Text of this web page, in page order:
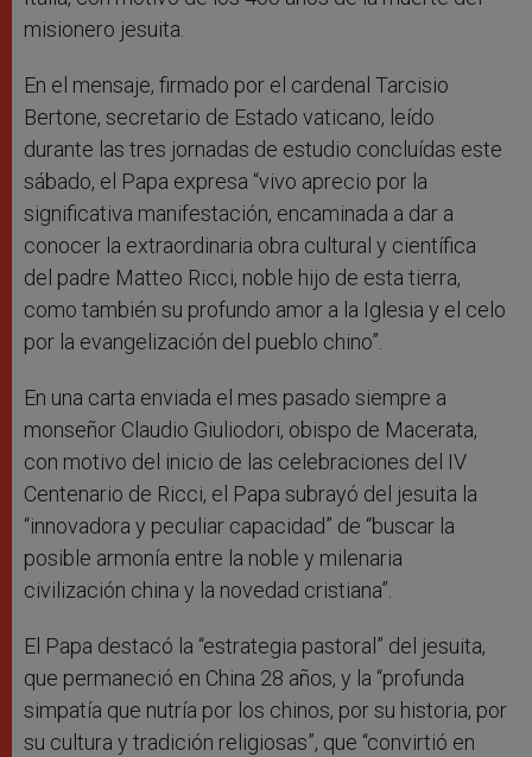
misionero jesuita.
En el mensaje, firmado por el cardenal Tarcisio
Bertone, secretario de Estado vaticano, leído
durante las tres jornadas de estudio concluídas este
sábado, el Papa expresa “vivo aprecio por la
significativa manifestación, encaminada a dar a
conocer la extraordinaria obra cultural y científica
del padre Matteo Ricci, noble hijo de esta tierra,
como también su profundo amor a la Iglesia y el celo
por la evangelización del pueblo chino”.
En una carta enviada el mes pasado siempre a
monseñor Claudio Giuliodori, obispo de Macerata,
con motivo del inicio de las celebraciones del IV
Centenario de Ricci, el Papa subrayó del jesuita la
“innovadora y peculiar capacidad” de “buscar la
posible armonía entre la noble y milenaria
civilización china y la novedad cristiana”.
El Papa destacó la “estrategia pastoral” del jesuita,
que permaneció en China 28 años, y la “profunda
simpatía que nutría por los chinos, por su historia, por
su cultura y tradición religiosas”, que “convirtió en